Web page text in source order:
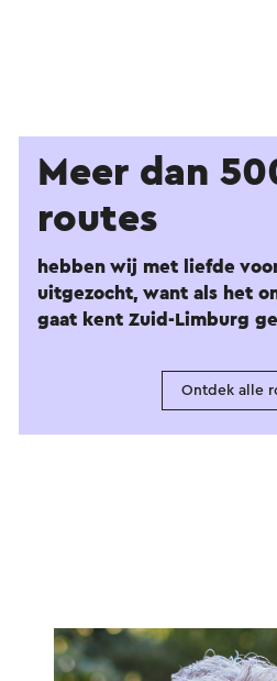
Meer dan
routes
hebben wij met liefde
uitgezocht, want als het
gaat kent Zuid-Limburg
Ontdek alle